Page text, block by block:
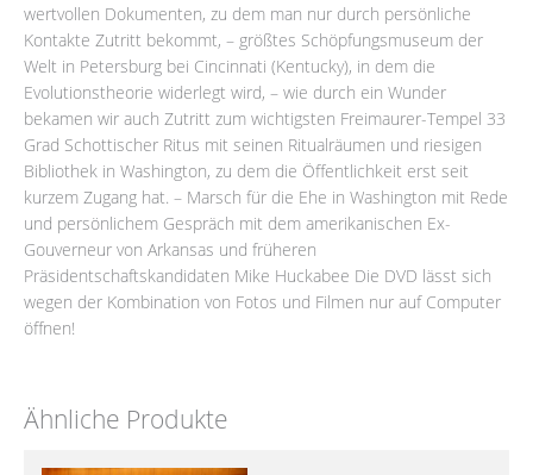
wertvollen Dokumenten, zu dem man nur durch persönliche
Kontakte Zutritt bekommt, – größtes Schöpfungsmuseum der
Welt in Petersburg bei Cincinnati (Kentucky), in dem die
Evolutionstheorie widerlegt wird, – wie durch ein Wunder
bekamen wir auch Zutritt zum wichtigsten Freimaurer-Tempel 33
Grad Schottischer Ritus mit seinen Ritualräumen und riesigen
Bibliothek in Washington, zu dem die Öffentlichkeit erst seit
kurzem Zugang hat. – Marsch für die Ehe in Washington mit Rede
und persönlichem Gespräch mit dem amerikanischen Ex-
Gouverneur von Arkansas und früheren
Präsidentschaftskandidaten Mike Huckabee Die DVD lässt sich
wegen der Kombination von Fotos und Filmen nur auf Computer
öffnen!
Ähnliche Produkte